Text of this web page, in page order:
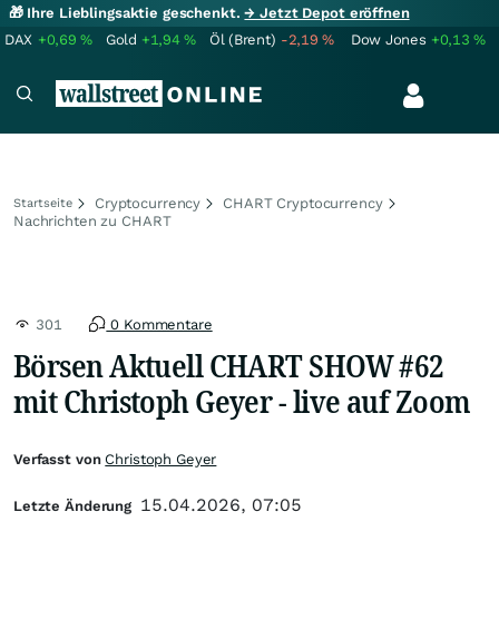
🎁 Ihre Lieblingsaktie geschenkt.→ Jetzt Depot eröffnen
DAX +0,69% Gold +1,94% Öl (Brent) -2,19% Dow Jones +0,13%
Startseite Cryptocurrency
CHART Cryptocurrency
Nachrichten zu CHART
301 0 Kommentare
Börsen Aktuell CHART SHOW #62
mit Christoph Geyer - live auf Zoom
Verfasst von Christoph Geyer
Letzte Änderung 15.04.2026, 07:05